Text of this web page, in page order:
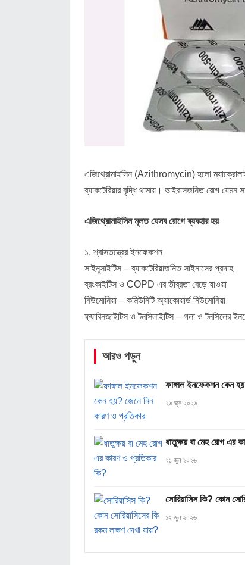
এজিথ্রোমাইসিন (Azithromycin) হলো ম্যাক্রোলাইড
ব্যাকটেরিয়ার বৃদ্ধি থামায়। ভাইরাসজনিত রোগ
এজিথ্রোমাইসিন মূলত যেসব রোগে ব্যবহার হয়
১. শ্বাসতন্ত্রের ইনফেকশন
সাইনুসাইটিস – ব্যাকটেরিয়াজনিত সাইনাসের প্রদাহ
ব্রংকাইটিস ও COPD এর তীব্রতা বেড়ে যাওয়া
নিউমোনিয়া – কমিউনিটি অ্যাকোয়ার্ড নিউমোনিয়া
ফ্যারিনজাইটিস ও টনসিলাইটিস – গলা ও টনসিলের
আরও পড়ুন
ফাঙ্গাল ইনফেকশন কেন
২৬ জুন ২০২৬
ধাতুক্ষয় বা মেহ রোগ এর
২১ জুন ২০২৬
সোরিয়াসিস কি? কোন
১২ জুন ২০২৬